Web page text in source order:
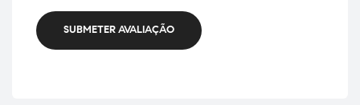
SUBMETER AVALIAÇÃO